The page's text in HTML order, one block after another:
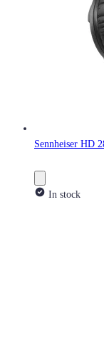
Sennheiser HD
In stock